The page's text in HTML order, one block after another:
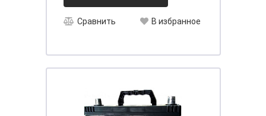
Сравнить В избранное